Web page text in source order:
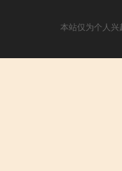
本站仅为个人